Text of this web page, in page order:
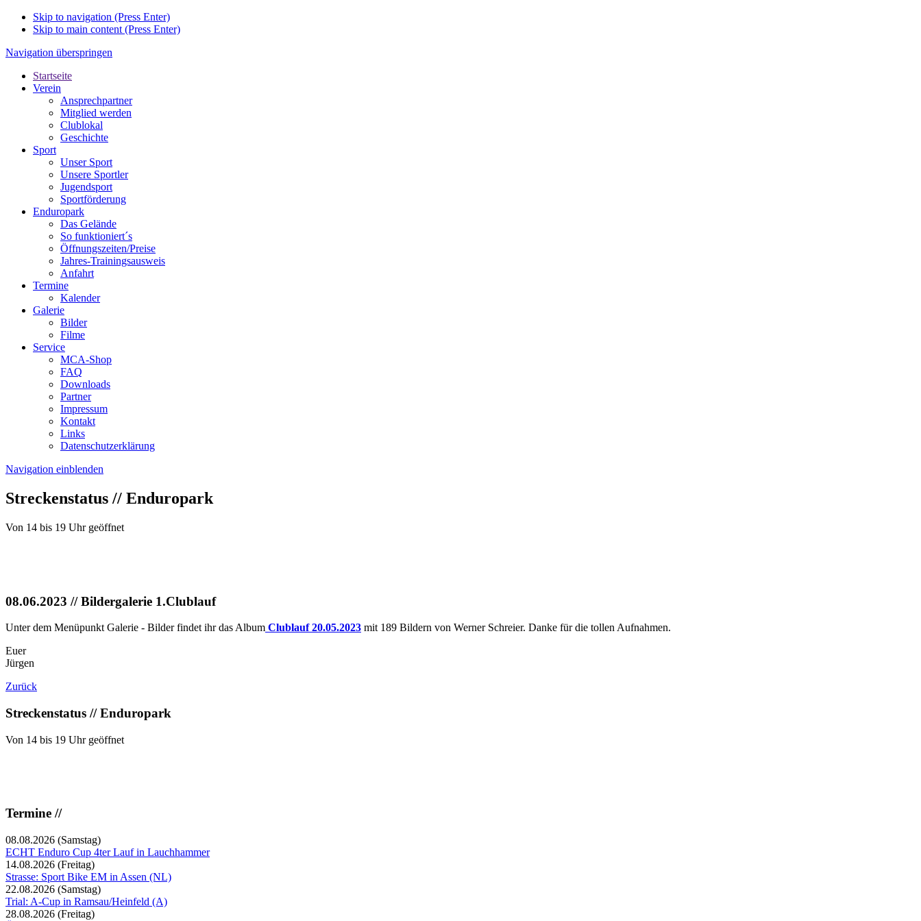
Skip to navigation (Press Enter)
Skip to main content (Press Enter)
Navigation überspringen
Startseite
Verein
Ansprechpartner
Mitglied werden
Clublokal
Geschichte
Sport
Unser Sport
Unsere Sportler
Jugendsport
Sportförderung
Enduropark
Das Gelände
So funktioniert´s
Öffnungszeiten/Preise
Jahres-Trainingsausweis
Anfahrt
Termine
Kalender
Galerie
Bilder
Filme
Service
MCA-Shop
FAQ
Downloads
Partner
Impressum
Kontakt
Links
Datenschutzerklärung
Navigation einblenden
Streckenstatus // Enduropark
Von 14 bis 19 Uhr geöffnet
08.06.2023 // Bildergalerie 1.Clublauf
Unter dem Menüpunkt Galerie - Bilder findet ihr das Album Clublauf 20.05.2023 mit 189 Bildern von Werner Schreier. Danke für die tollen Aufnahmen.
Euer
Jürgen
Zurück
Streckenstatus // Enduropark
Von 14 bis 19 Uhr geöffnet
Termine //
08.08.2026 (Samstag)
ECHT Enduro Cup 4ter Lauf in Lauchhammer
14.08.2026 (Freitag)
Strasse: Sport Bike EM in Assen (NL)
22.08.2026 (Samstag)
Trial: A-Cup in Ramsau/Heinfeld (A)
28.08.2026 (Freitag)